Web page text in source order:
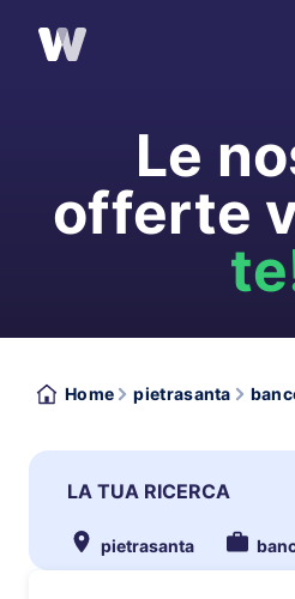
Le
offerte
Home pietrasanta
LA TUA RICERCA
pietrasanta